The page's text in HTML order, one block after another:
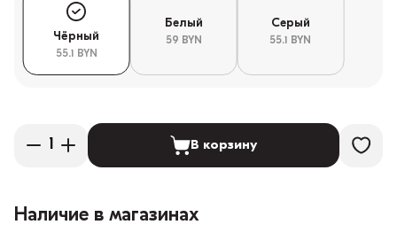
Чёрный
55.1 BYN
Белый
59 BYN
Серый
55.1 BYN
В корзину
Наличие в магазинах